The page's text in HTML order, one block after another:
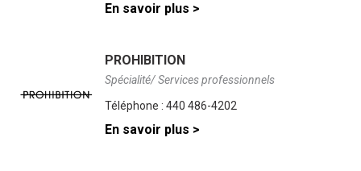
En savoir plus >
PROHIBITION
Spécialité/ Services professionnels
Téléphone : 440 486-4202
En savoir plus >